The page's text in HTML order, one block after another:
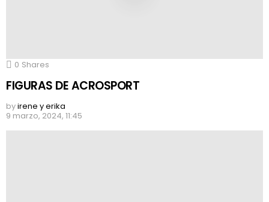
0 Shares
FIGURAS DE ACROSPORT
byirene y erika
9 marzo, 2024, 11:45